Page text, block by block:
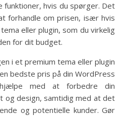
funktioner, hvis du spørger. Det
forhandle om prisen, især hvis
eller plugin, som du virkelig
for dit budget.
i et premium tema eller plugin
bedste pris på din WordPress
med at forbedre din
og design, samtidig med at det
og potentielle kunder. Gør